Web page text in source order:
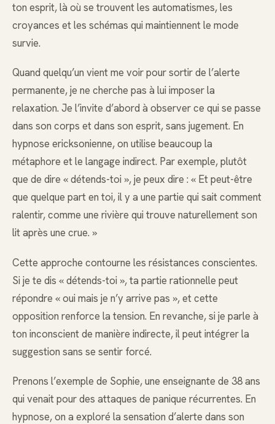
ton esprit, là où se trouvent les automatismes, les
croyances et les schémas qui maintiennent le mode
survie.
Quand quelqu’un vient me voir pour sortir de l’alerte
permanente, je ne cherche pas à lui imposer la
relaxation. Je l’invite d’abord à observer ce qui se passe
dans son corps et dans son esprit, sans jugement. En
hypnose ericksonienne, on utilise beaucoup la
métaphore et le langage indirect. Par exemple, plutôt
que de dire « détends-toi », je peux dire : « Et peut-être
que quelque part en toi, il y a une partie qui sait comment
ralentir, comme une rivière qui trouve naturellement son
lit après une crue. »
Cette approche contourne les résistances conscientes.
Si je te dis « détends-toi », ta partie rationnelle peut
répondre « oui mais je n’y arrive pas », et cette
opposition renforce la tension. En revanche, si je parle à
ton inconscient de manière indirecte, il peut intégrer la
suggestion sans se sentir forcé.
Prenons l’exemple de Sophie, une enseignante de 38 ans
qui venait pour des attaques de panique récurrentes. En
hypnose, on a exploré la sensation d’alerte dans son